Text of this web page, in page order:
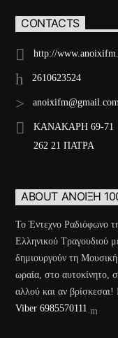
CONTACTS
http://
2610623524
ΚΑΝΑΚΑΡΗ 69-71
262 21 ΠΑΤΡΑ
ABOUT ΆΝΟΙΞΗ
Το Έντεχνο Ραδιόφωνο
Ελληνικού Τραγουδιού
δημιουργούν τη Μουσική
ωραία, στο αυτοκίνητο,
αλλού και αν
Viber 6985570111